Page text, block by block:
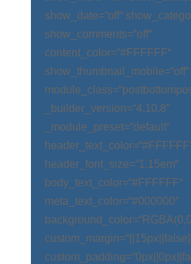
show_date=“off“
show_comments=“off“
content_color=“#FFFFFF“
show_thumbnail_mobile=“off“
_builder_version=“4.10.8″
_module_preset=“default“
header_font_size=“1.15em“
body_text_color=“#FFFFFF“
meta_text_color=“#000000″